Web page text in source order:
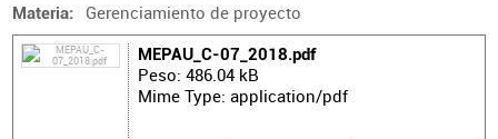
Materia Gerenciamiento de proyecto
MEPAU_C-07_2018.pdf
Peso: 486.04 kB
Mime Type: application/pdf